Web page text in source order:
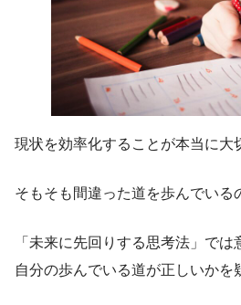
現状を効率化することが本当に大
そもそも間違った道を歩んでいる
「未来に先回りする思考法」で
自分の歩んでいる道が正しいかを